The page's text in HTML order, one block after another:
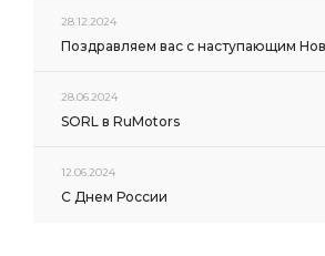
28.12.2024
Поздравляем вас с наступающим
28.06.2024
SORL в RuMotors
12.06.2024
С Днем России